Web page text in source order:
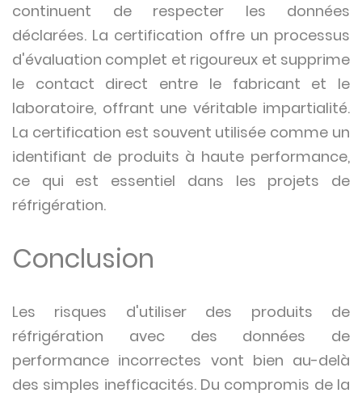
continuent de respecter les données
déclarées. La certification offre un processus
d'évaluation complet et rigoureux et supprime
le contact direct entre le fabricant et le
laboratoire, offrant une véritable impartialité.
La certification est souvent utilisée comme un
identifiant de produits à haute performance,
ce qui est essentiel dans les projets de
réfrigération.
Conclusion
Les risques d'utiliser des produits de
réfrigération avec des données de
performance incorrectes vont bien au-delà
des simples inefficacités. Du compromis de la